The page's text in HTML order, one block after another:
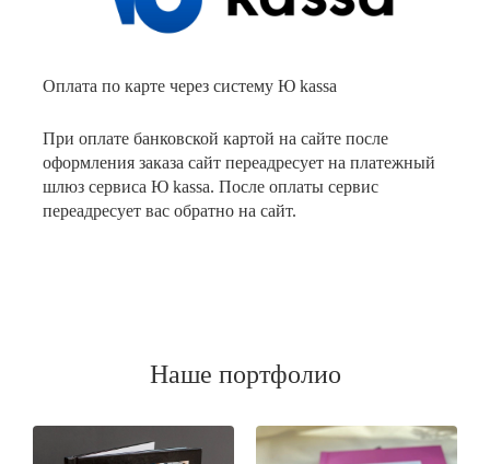
Оплата по карте через систему Ю kassa
При оплате банковской картой на сайте после
оформления заказа сайт переадресует на платежный
шлюз сервиса Ю kassa. После оплаты сервис
переадресует вас обратно на сайт.
Наше портфолио